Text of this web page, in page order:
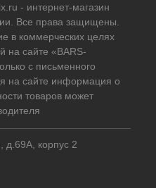
- интернет-магазин
Все права защищены.
в коммерческих целях
на сайте «BARS-
с письменного
на сайте информация о
товаров может
д.69А, корпус 2